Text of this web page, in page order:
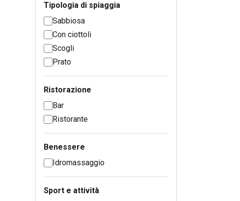
Tipologia di spiaggia
Sabbiosa
Con ciottoli
Scogli
Prato
Ristorazione
Bar
Ristorante
Benessere
Idromassaggio
Sport e attività